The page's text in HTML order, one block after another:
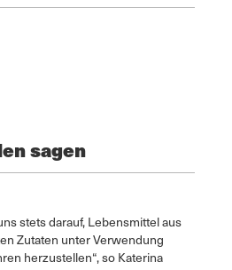
sagen
stets darauf, Lebensmittel aus
Zutaten unter Verwendung
herzustellen“, so Katerina